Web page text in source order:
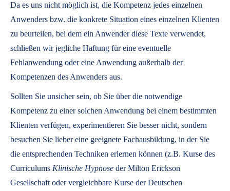
Da es uns nicht möglich ist, die Kompetenz jedes einzelnen
Anwenders bzw. die konkrete Situation eines einzelnen Klienten
zu beurteilen, bei dem ein Anwender diese Texte verwendet,
schließen wir jegliche Haftung für eine eventuelle
Fehlanwendung oder eine Anwendung außerhalb der
Kompetenzen des Anwenders aus.
Sollten Sie unsicher sein, ob Sie über die notwendige
Kompetenz zu einer solchen Anwendung bei einem bestimmten
Klienten verfügen, experimentieren Sie besser nicht, sondern
besuchen Sie lieber eine geeignete Fachausbildung, in der Sie
die entsprechenden Techniken erlernen können (z.B. Kurse des
Curriculums Klinische Hypnose der Milton Erickson
Gesellschaft oder vergleichbare Kurse der Deutschen